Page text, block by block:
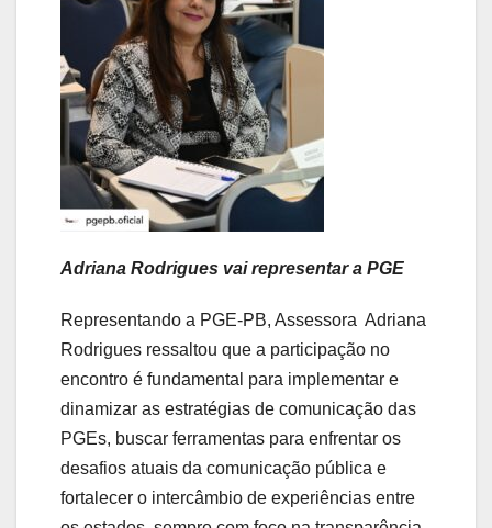
Adriana Rodrigues vai representar a PGE
Representando a PGE-PB, Assessora Adriana
Rodrigues ressaltou que a participação no
encontro é fundamental para implementar e
dinamizar as estratégias de comunicação das
PGEs, buscar ferramentas para enfrentar os
desafios atuais da comunicação pública e
fortalecer o intercâmbio de experiências entre